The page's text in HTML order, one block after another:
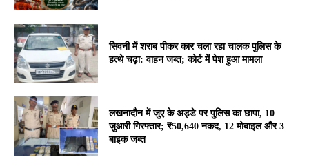
सिवनी में शराब पीकर कार चला रहा चालक पुलिस के
हत्थे चढ़ा: वाहन जब्त; कोर्ट में पेश हुआ मामला
लखनादौन में जुए के अड्डे पर पुलिस का छापा, 10
जुआरी गिरफ्तार; ₹50,640 नकद, 12 मोबाइल और 3
बाइक जब्त